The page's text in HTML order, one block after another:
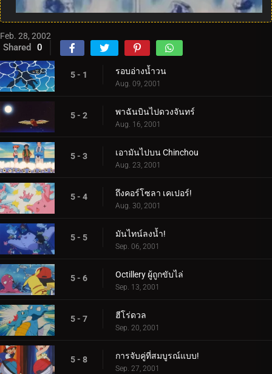
Feb. 28, 2002
Shared 0
5 - 1 รอบอ่างน้ำวน
Aug. 09, 2001
5 - 2 พาฉันบินไปดวงจันทร์
Aug. 16, 2001
5 - 3 เอามันไปบน Chinchou
Aug. 23, 2001
5 - 4 ถึงคอร์โซลา เคเปอร์!
Aug. 30, 2001
5 - 5 มันไทน์ลงน้ำ!
Sep. 06, 2001
5 - 6 Octillery ผู้ถูกขับไล่
Sep. 13, 2001
5 - 7 ฮีโร่ดวล
Sep. 20, 2001
5 - 8 การจับคู่ที่สมบูรณ์แบบ!
Sep. 27, 2001